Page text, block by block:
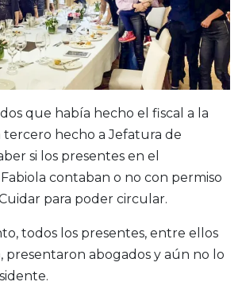
que había hecho el fiscal a la
tercero hecho a Jefatura de
si los presentes en el
contaban o no con permiso
para poder circular.
todos los presentes, entre ellos
presentaron abogados y aún no lo